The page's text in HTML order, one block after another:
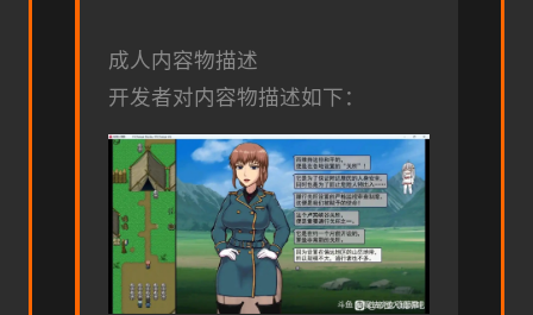
成人内容物描述
开发者对内容物描述如下：